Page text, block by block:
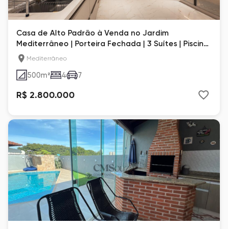
Casa de Alto Padrão à Venda no Jardim
Mediterrâneo | Porteira Fechada | 3 Suítes | Piscina
Aquecida | Londrina
Mediterrâneo
500m² 4 7
R$ 2.800.000